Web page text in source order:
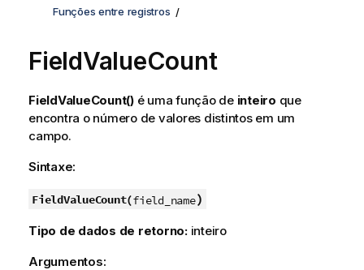
Funções entre registros
FieldValueCount
FieldValueCount()é uma função de inteiro que
encontra o número de valores distintos em um
campo.
Sintaxe:
FieldValueCount(field_name)
Tipo de dados de retorno: inteiro
Argumentos: